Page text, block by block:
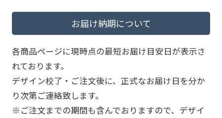
お届け納期について
各商品ページに現時点の最短お届け目安日が表示さ
れております。
デザイン校了・ご注文後に、正式なお届け日を分か
り次第ご連絡致します。
※ご注文までの期間も含んでおりますので、デザイ